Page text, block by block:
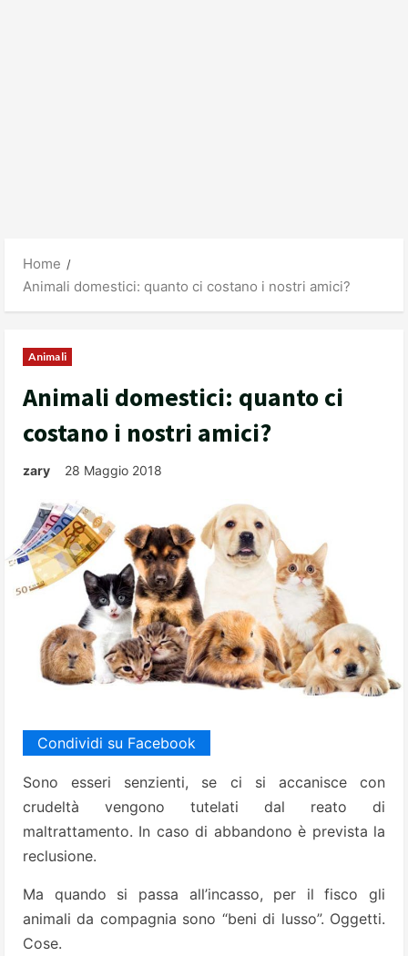
Home
Animali domestici: quanto ci costano i nostri amici?
Animali
Animali domestici: quanto ci
costano i nostri amici?
zary 28 Maggio 2018
Condividi su Facebook
Sono esseri senzienti, se ci si accanisce con
crudeltà vengono tutelati dal reato di
maltrattamento. In caso di abbandono è prevista la
reclusione.
Ma quando si passa all’incasso, per il fisco gli
animali da compagnia sono “beni di lusso”. Oggetti.
Cose.